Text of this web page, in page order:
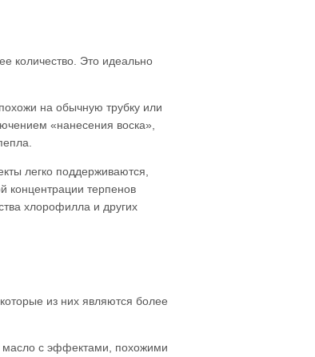
количество. Это идеально
на обычную трубку или
«нанесения воска»,
легко поддерживаются,
концентрации терпенов
хлорофилла и других
из них являются более
масло с эффектами, похожими